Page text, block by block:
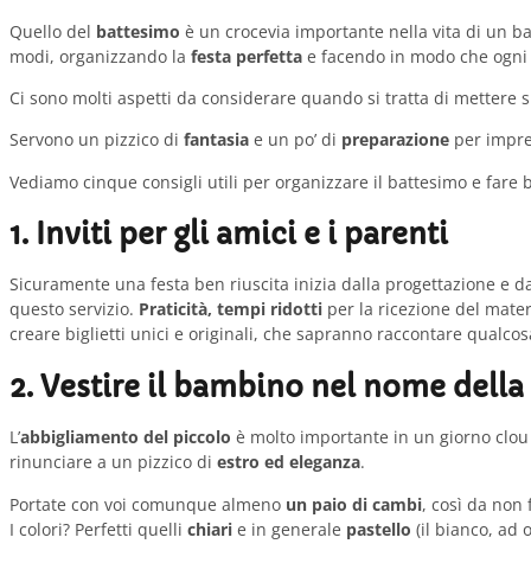
Quello del battesimo è un crocevia importante nella vita di un
modi, organizzando la festa perfetta e facendo in modo che
Ci sono molti aspetti da considerare quando si tratta di mettere
Servono un pizzico di fantasia e un po’ di preparazione per
Vediamo cinque consigli utili per organizzare il battesimo e fare
1. Inviti per gli amici e i parenti
Sicuramente una festa ben riuscita inizia dalla progettazione e
questo servizio. Praticità, tempi ridotti per la ricezione del
creare biglietti unici e originali, che sapranno raccontare
2. Vestire il bambino nel nome
L’abbigliamento del piccolo è molto importante in un giorno
rinunciare a un pizzico di estro ed eleganza.
Portate con voi comunque almeno un paio di cambi, così da
I colori? Perfetti quelli chiari e in generale pastello (il bianco, ad